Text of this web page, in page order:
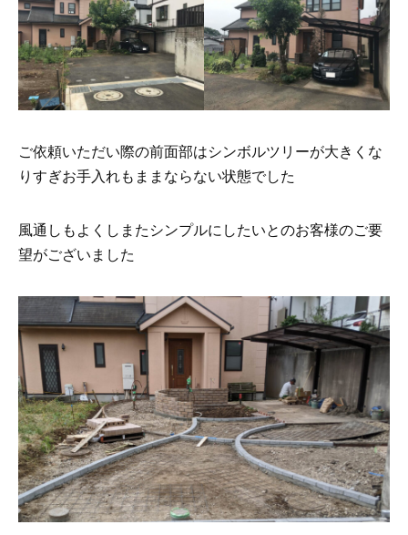
ご依頼いただい際の前面部はシンボルツリーが大きくな
りすぎお手入れもままならない状態でした
風通しもよくしまたシンプルにしたいとのお客様のご要
望がございました